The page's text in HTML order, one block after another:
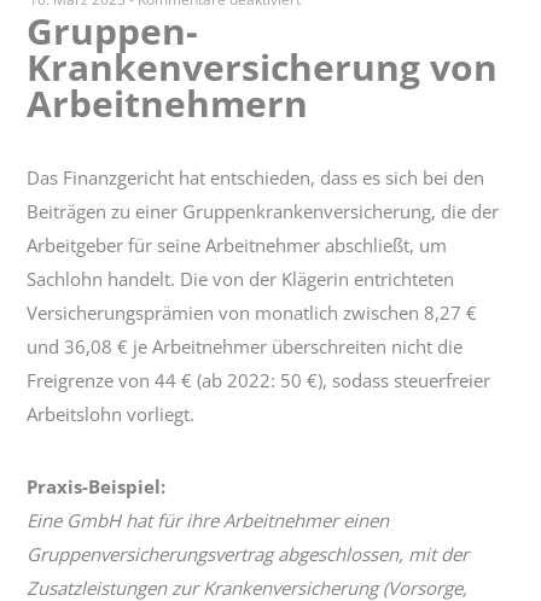
von
Arbeitnehmern
Gruppen-
Krankenversicherung von
Arbeitnehmern
Das Finanzgericht hat entschieden, dass es sich bei den
Beiträgen zu einer Gruppenkrankenversicherung, die der
Arbeitgeber für seine Arbeitnehmer abschließt, um
Sachlohn handelt. Die von der Klägerin entrichteten
Versicherungsprämien von monatlich zwischen 8,27 €
und 36,08 € je Arbeitnehmer überschreiten nicht die
Freigrenze von 44 € (ab 2022: 50 €), sodass steuerfreier
Arbeitslohn vorliegt.
Praxis-Beispiel:
Eine GmbH hat für ihre Arbeitnehmer einen
Gruppenversicherungsvertrag abgeschlossen, mit der
Zusatzleistungen zur Krankenversicherung (Vorsorge,